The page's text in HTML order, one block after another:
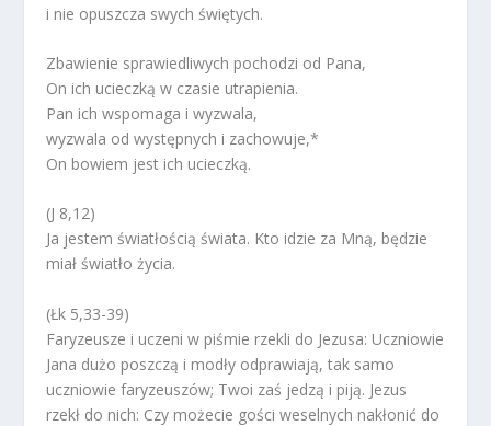
i nie opuszcza swych świętych.
Zbawienie sprawiedliwych pochodzi od Pana,
On ich ucieczką w czasie utrapienia.
Pan ich wspomaga i wyzwala,
wyzwala od występnych i zachowuje,*
On bowiem jest ich ucieczką.
(J 8,12)
Ja jestem światłością świata. Kto idzie za Mną, będzie
miał światło życia.
(Łk 5,33-39)
Faryzeusze i uczeni w piśmie rzekli do Jezusa: Uczniowie
Jana dużo poszczą i modły odprawiają, tak samo
uczniowie faryzeuszów; Twoi zaś jedzą i piją. Jezus
rzekł do nich: Czy możecie gości weselnych nakłonić do